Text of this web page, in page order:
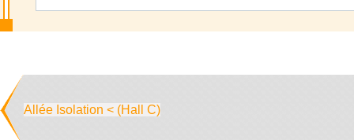
Allée Isolation < (Hall C)